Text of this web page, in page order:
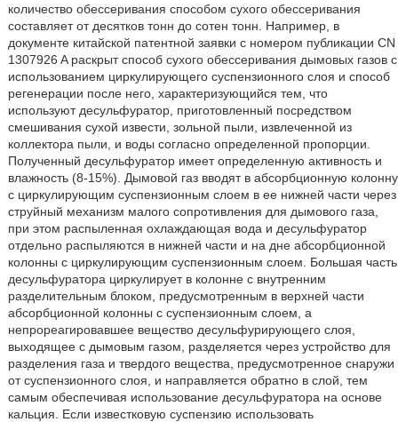
количество обессеривания способом сухого обессеривания
составляет от десятков тонн до сотен тонн. Например, в
документе китайской патентной заявки с номером публикации CN
1307926 A раскрыт способ сухого обессеривания дымовых газов с
использованием циркулирующего суспензионного слоя и способ
регенерации после него, характеризующийся тем, что
используют десульфуратор, приготовленный посредством
смешивания сухой извести, зольной пыли, извлеченной из
коллектора пыли, и воды согласно определенной пропорции.
Полученный десульфуратор имеет определенную активность и
влажность (8-15%). Дымовой газ вводят в абсорбционную колонну
с циркулирующим суспензионным слоем в ее нижней части через
струйный механизм малого сопротивления для дымового газа,
при этом распыленная охлаждающая вода и десульфуратор
отдельно распыляются в нижней части и на дне абсорбционной
колонны с циркулирующим суспензионным слоем. Большая часть
десульфуратора циркулирует в колонне с внутренним
разделительным блоком, предусмотренным в верхней части
абсорбционной колонны с суспензионным слоем, а
непрореагировавшее вещество десульфурирующего слоя,
выходящее с дымовым газом, разделяется через устройство для
разделения газа и твердого вещества, предусмотренное снаружи
от суспензионного слоя, и направляется обратно в слой, тем
самым обеспечивая использование десульфуратора на основе
кальция. Если известковую суспензию использовать